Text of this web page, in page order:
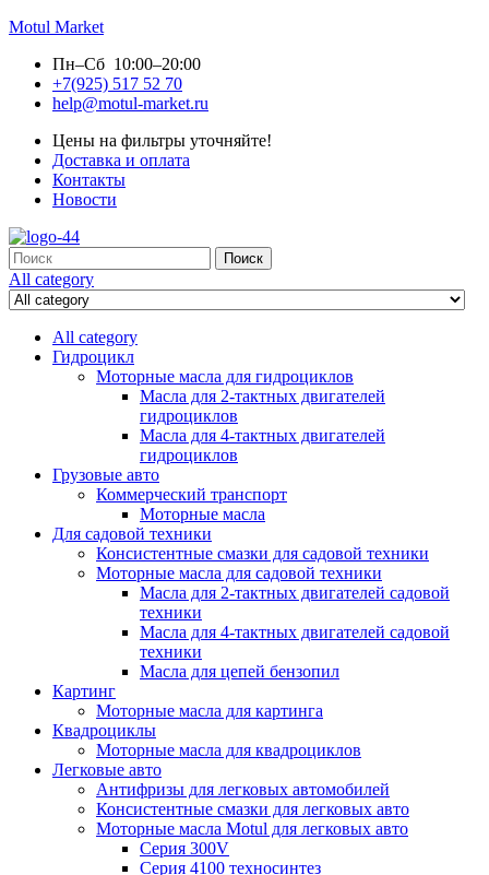
Motul Market
Пн–Сб 10:00–20:00
+7(925) 517 52 70
help@motul-market.ru
Цены на фильтры уточняйте!
Доставка и оплата
Контакты
Новости
Search
for:
Поиск
All category
All category
Гидроцикл
Моторные масла для гидроциклов
Масла для 2-тактных двигателей
гидроциклов
Масла для 4-тактных двигателей
гидроциклов
Грузовые авто
Коммерческий транспорт
Моторные масла
Для садовой техники
Консистентные смазки для садовой техники
Моторные масла для садовой техники
Масла для 2-тактных двигателей садовой
техники
Масла для 4-тактных двигателей садовой
техники
Масла для цепей бензопил
Картинг
Моторные масла для картинга
Квадроциклы
Моторные масла для квадроциклов
Легковые авто
Антифризы для легковых автомобилей
Консистентные смазки для легковых авто
Моторные масла Motul для легковых авто
Серия 300V
Серия 4100 техносинтез